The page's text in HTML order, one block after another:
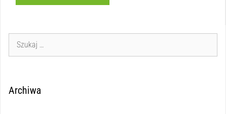
Archiwa